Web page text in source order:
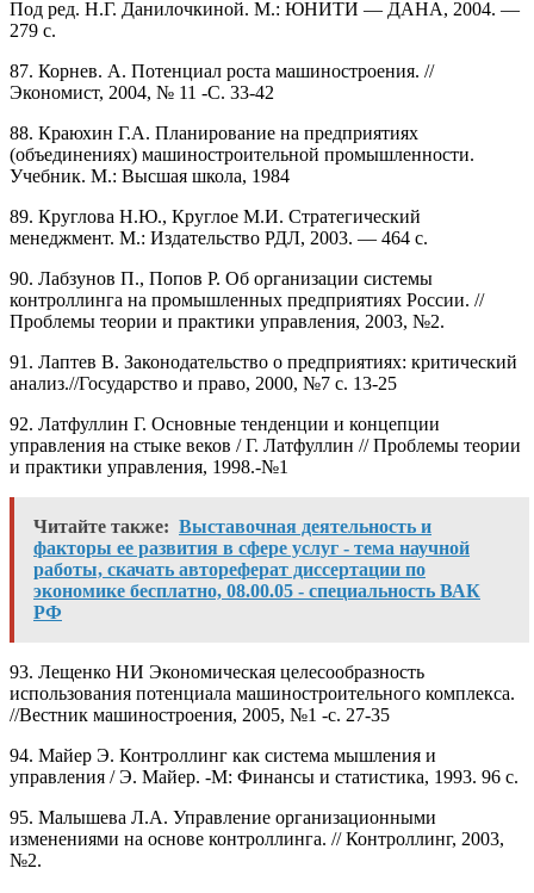
Под ред. Н.Г. Данилочкиной. М.: ЮНИТИ — ДАНА, 2004. —
279 с.
87. Корнев. А. Потенциал роста машиностроения. //
Экономист, 2004, № 11 -С. 33-42
88. Краюхин Г.А. Планирование на предприятиях
(объединениях) машиностроительной промышленности.
Учебник. М.: Высшая школа, 1984
89. Круглова Н.Ю., Круглое М.И. Стратегический
менеджмент. М.: Издательство РДЛ, 2003. — 464 с.
90. Лабзунов П., Попов Р. Об организации системы
контроллинга на промышленных предприятиях России. //
Проблемы теории и практики управления, 2003, №2.
91. Лаптев В. Законодательство о предприятиях: критический
анализ.//Государство и право, 2000, №7 с. 13-25
92. Латфуллин Г. Основные тенденции и концепции
управления на стыке веков / Г. Латфуллин // Проблемы теории
и практики управления, 1998.-№1
Читайте также: Выставочная деятельность и
факторы ее развития в сфере услуг - тема научной
работы, скачать автореферат диссертации по
экономике бесплатно, 08.00.05 - специальность ВАК
РФ
93. Лещенко НИ Экономическая целесообразность
использования потенциала машиностроительного комплекса.
//Вестник машиностроения, 2005, №1 -с. 27-35
94. Майер Э. Контроллинг как система мышления и
управления / Э. Майер. -М: Финансы и статистика, 1993. 96 с.
95. Малышева Л.А. Управление организационными
изменениями на основе контроллинга. // Контроллинг, 2003,
№2.